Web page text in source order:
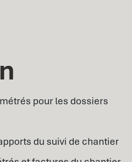
pour les dossiers
du suivi de chantier